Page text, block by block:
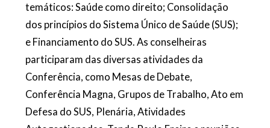
temáticos: Saúde como direito; Consolidação
dos princípios do Sistema Único de Saúde (SUS);
e Financiamento do SUS. As conselheiras
participaram das diversas atividades da
Conferência, como Mesas de Debate,
Conferência Magna, Grupos de Trabalho, Ato em
Defesa do SUS, Plenária, Atividades